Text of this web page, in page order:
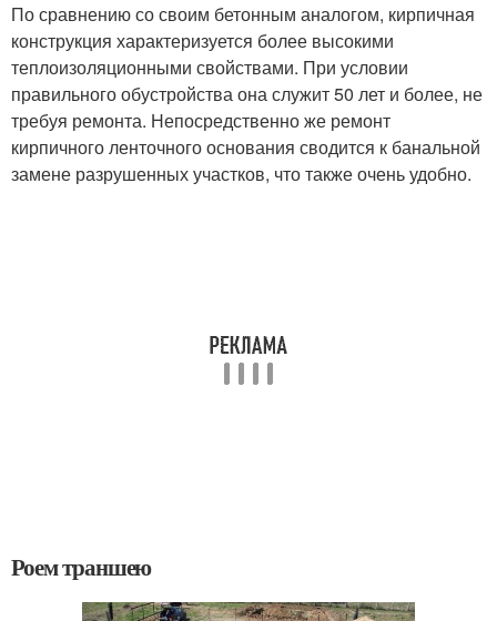
По сравнению со своим бетонным аналогом, кирпичная
конструкция характеризуется более высокими
теплоизоляционными свойствами. При условии
правильного обустройства она служит 50 лет и более, не
требуя ремонта. Непосредственно же ремонт
кирпичного ленточного основания сводится к банальной
замене разрушенных участков, что также очень удобно.
Роем траншею